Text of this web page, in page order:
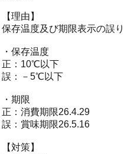
【理由】
保存温度及び期限表示の誤り
・保存温度
正：10℃以下
誤：－5℃以下
・期限
正：消費期限26.4.29
誤：賞味期限26.5.16
【対策】